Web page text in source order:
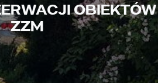
OBIEKTÓW
ZZM